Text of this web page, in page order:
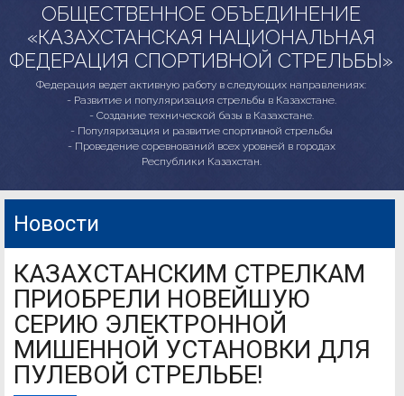
ОБЩЕСТВЕННОЕ ОБЪЕДИНЕНИЕ
«КАЗАХСТАНСКАЯ НАЦИОНАЛЬНАЯ
ФЕДЕРАЦИЯ СПОРТИВНОЙ СТРЕЛЬБЫ»
Федерация ведет активную работу в следующих направлениях:
- Развитие и популяризация стрельбы в Казахстане.
- Создание технической базы в Казахстане.
- Популяризация и развитие спортивной стрельбы
- Проведение соревнований всех уровней в городах
Республики Казахстан.
Новости
КАЗАХСТАНСКИМ СТРЕЛКАМ
ПРИОБРЕЛИ НОВЕЙШУЮ
СЕРИЮ ЭЛЕКТРОННОЙ
МИШЕННОЙ УСТАНОВКИ ДЛЯ
ПУЛЕВОЙ СТРЕЛЬБЕ!